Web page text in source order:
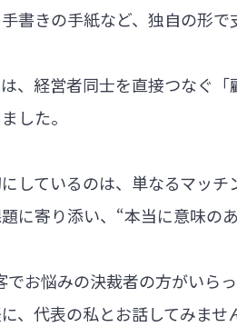
書きの手紙など、独自の形で
、経営者同士を直接つなぐ
した。
しているのは、単なるマッ
に寄り添い、“本当に意味の
お悩みの決裁者の方がいらっ
、代表の私とお話してみませ